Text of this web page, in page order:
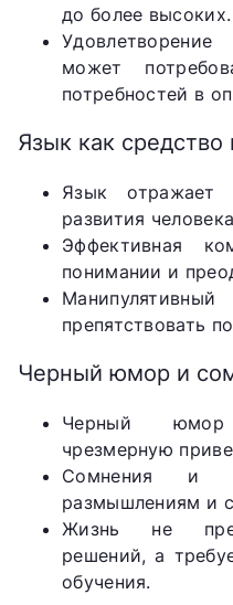
до более высоких.
может
потребностей в
Язык как средство
Язык отражает
развития
Эффективная
понимании и
препятствовать
Черный юмор и
Черный
чрезмерную
Сомнения и
размышлениям и
Жизнь не
решений, а
обучения.